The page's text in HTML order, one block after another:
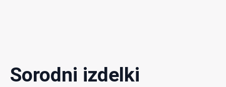
Sorodni izdelki